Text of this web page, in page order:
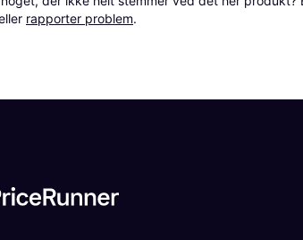
rapporter problem.